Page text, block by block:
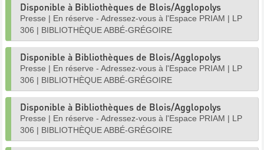
Disponible à Bibliothèques de Blois/Agglopolys
Presse | En réserve - Adressez-vous à l'Espace PRIAM | LP
306 | BIBLIOTHÈQUE ABBÉ-GRÉGOIRE
Disponible à Bibliothèques de Blois/Agglopolys
Presse | En réserve - Adressez-vous à l'Espace PRIAM | LP
306 | BIBLIOTHÈQUE ABBÉ-GRÉGOIRE
Disponible à Bibliothèques de Blois/Agglopolys
Presse | En réserve - Adressez-vous à l'Espace PRIAM | LP
306 | BIBLIOTHÈQUE ABBÉ-GRÉGOIRE